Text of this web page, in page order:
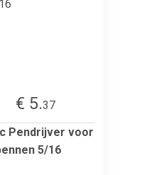
€ 5.37
Pendrijver voor
5/16